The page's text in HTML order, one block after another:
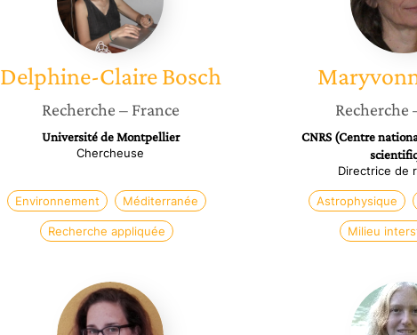
Delphine-Claire Bosch
Recherche – France
Université de Montpellier
Chercheuse
Environnement Méditerranée
Recherche appliquée
Recherche
CNRS (Centre
Directrice de
Astrophysique
Milieu
Nathalie
Lidgi-
Guigui